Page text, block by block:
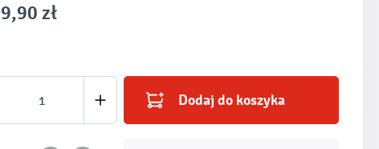
zł
produktu: Wprowadź żądaną ilość lub użyj
Dodaj do koszyka